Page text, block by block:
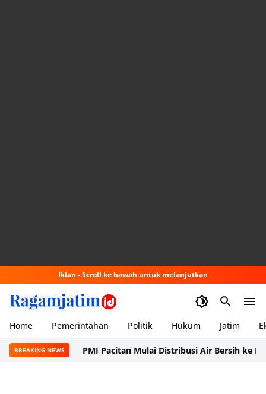
Iklan - Scroll ke bawah untuk melanjutkan
Home Pemerintahan Politik Hukum Jatim
BREAKING NEWSPMI Pacitan Mulai Distribusi Air Bersih ke Dusun